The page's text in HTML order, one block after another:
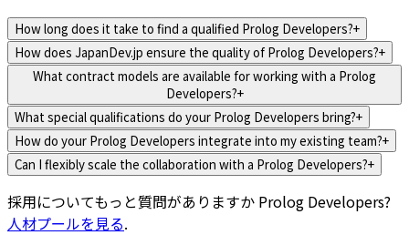
How long does it take to find a qualified Prolog Developers?+
How does JapanDev.jp ensure the quality of Prolog Developers?+
What contract models are available for working with a Prolog
Developers?+
What special qualifications do your Prolog Developers bring?+
How do your Prolog Developers integrate into my existing team?+
Can I flexibly scale the collaboration with a Prolog Developers?+
採用についてもっと質問がありますか Prolog Developers?
人材プールを見る.